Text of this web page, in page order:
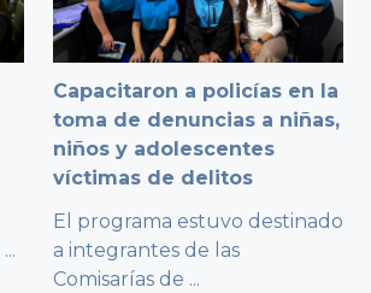
...
Capacitaron a policías en la
toma de denuncias a niñas,
niños y adolescentes
víctimas de delitos
El programa estuvo destinado
a integrantes de las
Comisarías de ...